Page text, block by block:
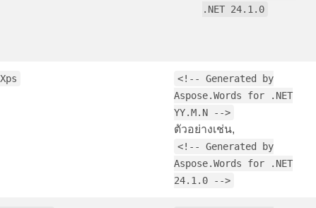
.NET 24.1.0
Xps
<!-- Generated by
Aspose.Words for .NET
YY.M.N -->
ตัวอย่างเช่น,
<!-- Generated by
Aspose.Words for .NET
24.1.0 -->